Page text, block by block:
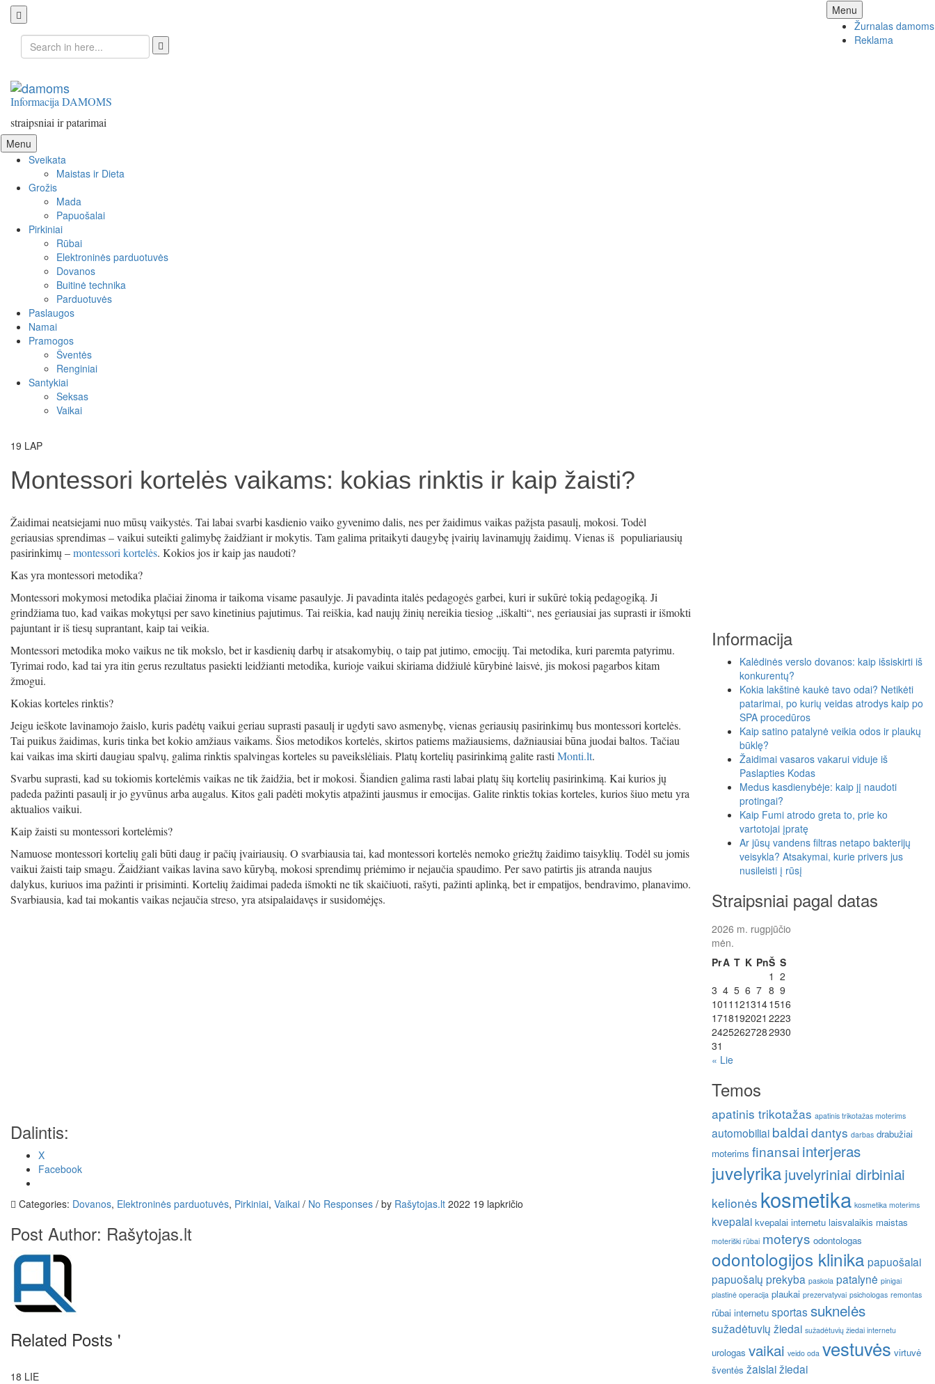
Menu Skip
to
content
Žurnalas damoms
Reklama
Search
for:
Informacija DAMOMS
straipsniai ir patarimai
Menu Skip
to
content
Sveikata
Maistas ir Dieta
Grožis
Mada
Papuošalai
Pirkiniai
Rūbai
Elektroninės parduotuvės
Dovanos
Buitinė technika
Parduotuvės
Paslaugos
Namai
Pramogos
Šventės
Renginiai
Santykiai
Seksas
Vaikai
19 LAP
Montessori kortelės vaikams: kokias rinktis ir kaip žaisti?
Žaidimai neatsiejami nuo mūsų vaikystės. Tai labai svarbi kasdienio vaiko gyvenimo dalis, nes per žaidimus vaikas pažįsta pasaulį, mokosi. Todėl
geriausias sprendimas – vaikui suteikti galimybę žaidžiant ir mokytis. Tam galima pritaikyti daugybę įvairių lavinamųjų žaidimų. Vienas iš populiariausių
pasirinkimų –montessori kortelės. Kokios jos ir kaip jas naudoti?
Kas yra montessori metodika?
Montessori mokymosi metodika plačiai žinoma ir taikoma visame pasaulyje. Ji pavadinta italės pedagogės garbei, kuri ir sukūrė tokią pedagogiką. Ji
grindžiama tuo, kad vaikas mokytųsi per savo kinetinius pajutimus. Tai reiškia, kad naujų žinių nereikia tiesiog „iškalti“, nes geriausiai jas suprasti ir išmokti
pajuntant ir iš tiesų suprantant, kaip tai veikia.
Montessori metodika moko vaikus ne tik mokslo, bet ir kasdienių darbų ir atsakomybių, o taip pat jutimo, emocijų. Tai metodika, kuri paremta patyrimu.
Tyrimai rodo, kad tai yra itin gerus rezultatus pasiekti leidžianti metodika, kurioje vaikui skiriama didžiulė kūrybinė laisvė, jis mokosi pagarbos kitam
žmogui.
Kokias korteles rinktis?
Jeigu ieškote lavinamojo žaislo, kuris padėtų vaikui geriau suprasti pasaulį ir ugdyti savo asmenybę, vienas geriausių pasirinkimų bus montessori kortelės.
Tai puikus žaidimas, kuris tinka bet kokio amžiaus vaikams. Šios metodikos kortelės, skirtos patiems mažiausiems, dažniausiai būna juodai baltos. Tačiau
kai vaikas ima skirti daugiau spalvų, galima rinktis spalvingas korteles su paveikslėliais. Platų kortelių pasirinkimą galite rasti Monti.lt.
Svarbu suprasti, kad su tokiomis kortelėmis vaikas ne tik žaidžia, bet ir mokosi. Šiandien galima rasti labai platų šių kortelių pasirinkimą. Kai kurios jų
padeda pažinti pasaulį ir jo gyvūnus arba augalus. Kitos gali padėti mokytis atpažinti jausmus ir emocijas. Galite rinktis tokias korteles, kurios šiuo metu yra
aktualios vaikui.
Kaip žaisti su montessori kortelėmis?
Namuose montessori kortelių gali būti daug ir pačių įvairiausių. O svarbiausia tai, kad montessori kortelės nemoko griežtų žaidimo taisyklių. Todėl su jomis
vaikui žaisti taip smagu. Žaidžiant vaikas lavina savo kūrybą, mokosi sprendimų priėmimo ir nejaučia spaudimo. Per savo patirtis jis atranda naujus
dalykus, kuriuos ima pažinti ir prisiminti. Kortelių žaidimai padeda išmokti ne tik skaičiuoti, rašyti, pažinti aplinką, bet ir empatijos, bendravimo, planavimo.
Svarbiausia, kad tai mokantis vaikas nejaučia streso, yra atsipalaidavęs ir susidomėjęs.
Dalintis:
X
Facebook
Categories: Dovanos, Elektroninės parduotuvės, Pirkiniai, Vaikai / No Responses / by Rašytojas.lt 2022 19 lapkričio
Post Author: Rašytojas.lt
Related Posts '
18 LIE
Informacija
Kalėdinės verslo dovanos: kaip išsiskirti iš
konkurentų?
Kokia lakštinė kaukė tavo odai? Netikėti
patarimai, po kurių veidas atrodys kaip po
SPA procedūros
Kaip satino patalynė veikia odos ir plaukų
būklę?
Žaidimai vasaros vakarui viduje iš
Paslapties Kodas
Medus kasdienybėje: kaip jį naudoti
protingai?
Kaip Fumi atrodo greta to, prie ko
vartotojai įpratę
Ar jūsų vandens filtras netapo bakterijų
veisykla? Atsakymai, kurie privers jus
nusileisti į rūsį
Straipsniai pagal datas
2026 m. rugpjūčio
mėn.
PrA T K PnŠ S
1 2
3 4 5 6 7 8 9
1011 1213141516
1718192021 2223
24252627282930
31
« Lie
Temos
apatinis trikotažas apatinis trikotažas moterims
automobiliai baldai dantys darbas drabužiai
moterims finansai interjeras
juvelyrika juvelyriniai dirbiniai
kelionės kosmetika kosmetika moterims
kvepalai kvepalai internetu laisvalaikis maistas
moteriški rūbai moterys odontologas
odontologijos klinika papuošalai
papuošalų prekyba paskola patalynė pinigai
plastinė operacija plaukai prezervatyvai psichologas remontas
rūbai internetu sportassuknelės
sužadėtuvių žiedai sužadėtuvių žiedai internetu
urologas vaikai veido oda vestuvės virtuvė
šventės žaislaižiedai